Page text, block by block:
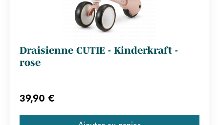
Draisienne CUTIE - Kinderkraft -
rose
39,90 €